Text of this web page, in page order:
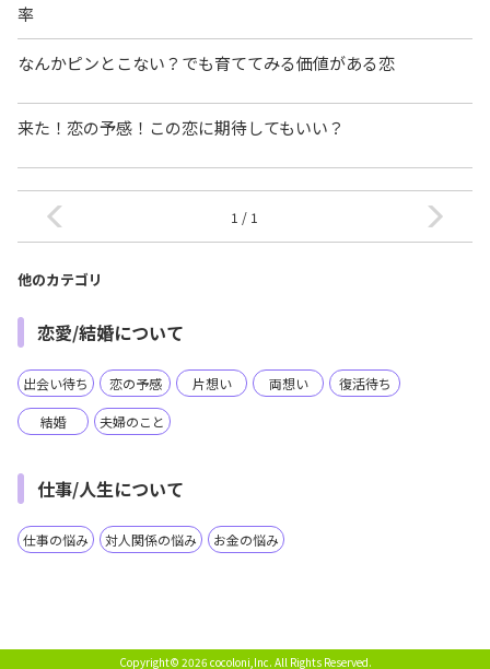
率
なんかピンとこない？でも育ててみる価値がある恋
来た！恋の予感！この恋に期待してもいい？
1 / 1
他のカテゴリ
恋愛/結婚について
出会い待ち 恋の予感 片想い 両想い 復活待ち
結婚 夫婦のこと
仕事/人生について
仕事の悩み 対人関係の悩み お金の悩み
Copyright© 2026 cocoloni,Inc. All Rights Reserved.